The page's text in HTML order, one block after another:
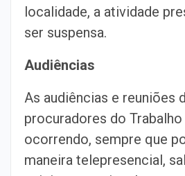
localidade, a atividade
ser suspensa.
Audiências
As audiências e reuniões
procuradores do
ocorrendo, sempre que
maneira telepresencial,